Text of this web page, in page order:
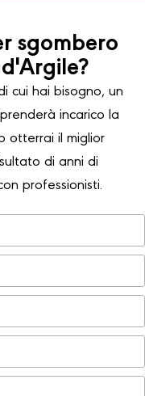
sgombero
cui hai bisogno, un
incarico la
otterrai il miglior
di anni di
professionisti.